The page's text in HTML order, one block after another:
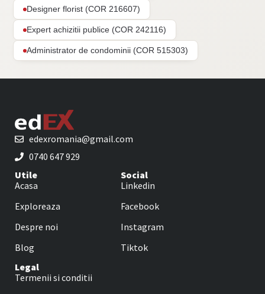
Designer florist (COR 216607)
Expert achizitii publice (COR 242116)
Administrator de condominii (COR 515303)
edexromania@gmail.com
0740 647 929
Utile
Acasa
Exploreaza
Despre noi
Blog
Social
Linkedin
Facebook
Instagram
Tiktok
Legal
Termenii si conditii